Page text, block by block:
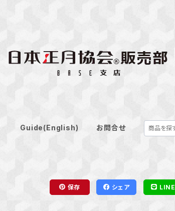
Guide(English) お問合せ
保存 シェア LINE